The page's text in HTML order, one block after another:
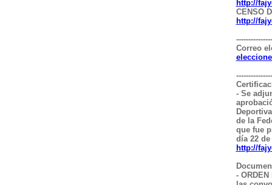
http://
CENSO
http://
Correo
- Se
de la
que fue
día 22 de
http://
-